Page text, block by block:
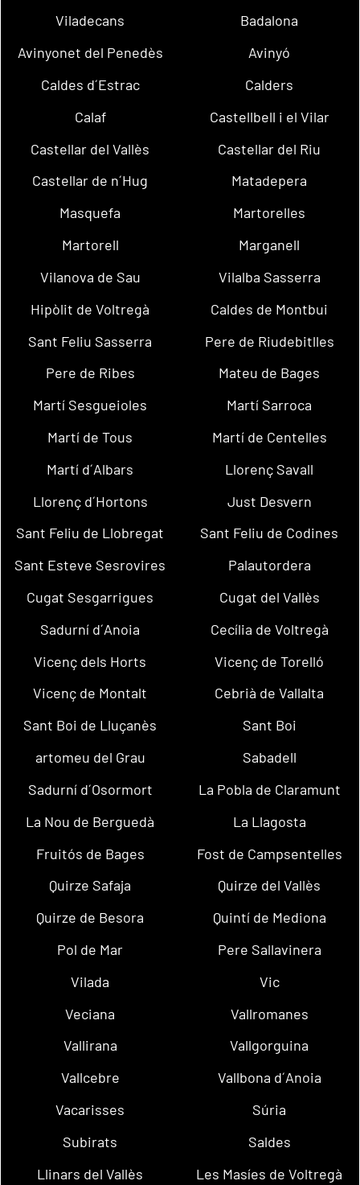
Viladecans
Badalona
Avinyonet del Penedès
Avinyó
Caldes d´Estrac
Calders
Calaf
Castellbell i el Vilar
Castellar del Vallès
Castellar del Riu
Castellar de n´Hug
Matadepera
Masquefa
Martorelles
Martorell
Marganell
Vilanova de Sau
Vilalba Sasserra
Hipòlit de Voltregà
Caldes de Montbui
Sant Feliu Sasserra
Pere de Riudebitlles
Pere de Ribes
Mateu de Bages
Martí Sesgueioles
Martí Sarroca
Martí de Tous
Martí de Centelles
Martí d´Albars
Llorenç Savall
Llorenç d´Hortons
Just Desvern
Sant Feliu de Llobregat
Sant Feliu de Codines
Sant Esteve Sesrovires
Palautordera
Cugat Sesgarrigues
Cugat del Vallès
Sadurní d´Anoia
Cecília de Voltregà
Vicenç dels Horts
Vicenç de Torelló
Vicenç de Montalt
Cebrià de Vallalta
Sant Boi de Lluçanès
Sant Boi
artomeu del Grau
Sabadell
Sadurní d´Osormort
La Pobla de Claramunt
La Nou de Berguedà
La Llagosta
Fruitós de Bages
Fost de Campsentelles
Quirze Safaja
Quirze del Vallès
Quirze de Besora
Quintí de Mediona
Pol de Mar
Pere Sallavinera
Vilada
Vic
Veciana
Vallromanes
Vallirana
Vallgorguina
Vallcebre
Vallbona d´Anoia
Vacarisses
Súria
Subirats
Saldes
Llinars del Vallès
Les Masíes de Voltregà